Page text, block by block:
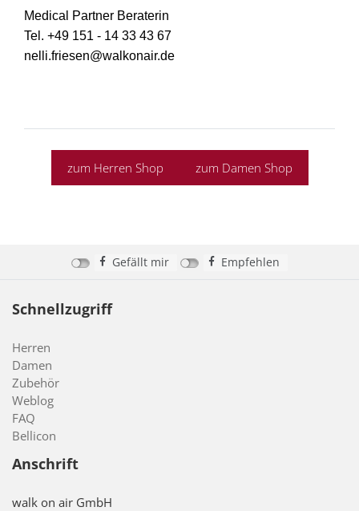
Medical Partner Beraterin
Tel. +49 151 - 14 33 43 67
nelli.friesen@walkonair.de
zum Herren Shop zum Damen Shop
Gefällt mir Empfehlen
Schnellzugriff
Herren
Damen
Zubehör
Weblog
FAQ
Bellicon
Anschrift
walk on air GmbH